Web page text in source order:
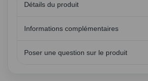
Détails du produit
Informations complémentaires
Poser une question sur le produit